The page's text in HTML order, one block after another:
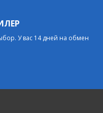
У вас 14 дней на обмен